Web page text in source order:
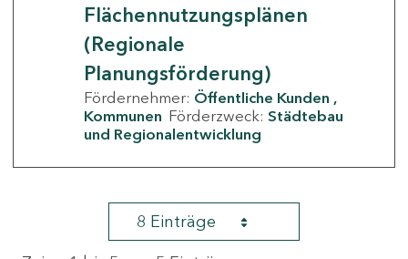
Flächennutzungsplänen
(Regionale
Planungsförderung)
Fördernehmer: Öffentliche Kunden
Kommunen Förderzweck: Städtebau
und Regionalentwicklung
8 Einträge